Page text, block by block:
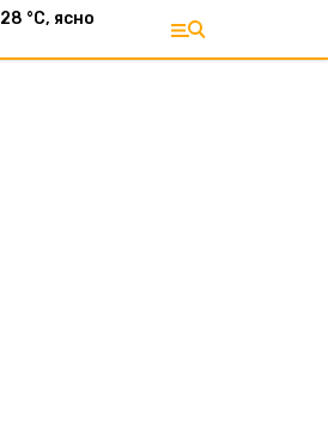
28 °С, ясно